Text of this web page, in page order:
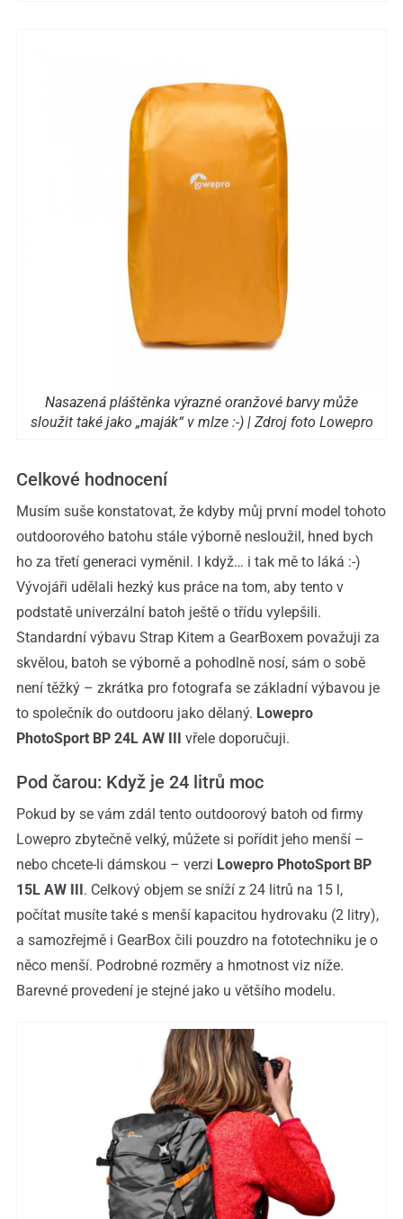
Nasazená pláštěnka výrazné oranžové barvy může
sloužit také jako „maják“ v mlze :-) | Zdroj foto Lowepro
Celkové hodnocení
Musím suše konstatovat, že kdyby můj první model tohoto
outdoorového batohu stále výborně nesloužil, hned bych
ho za třetí generaci vyměnil. I když… i tak mě to láká :-)
Vývojáři udělali hezký kus práce na tom, aby tento v
podstatě univerzální batoh ještě o třídu vylepšili.
Standardní výbavu Strap Kitem a GearBoxem považuji za
skvělou, batoh se výborně a pohodlně nosí, sám o sobě
není těžký – zkrátka pro fotografa se základní výbavou je
to společník do outdooru jako dělaný. Lowepro
PhotoSport BP 24L AW III
vřele doporučuji.
Pod čarou: Když je 24 litrů moc
Pokud by se vám zdál tento outdoorový batoh od firmy
Lowepro zbytečně velký, můžete si pořídit jeho menší –
nebo chcete-li dámskou – verzi Lowepro PhotoSport BP
15L AW III . Celkový objem se sníží z 24 litrů na 15 l,
počítat musíte také s menší kapacitou hydrovaku (2 litry),
a samozřejmě i GearBox čili pouzdro na fototechniku je o
něco menší. Podrobné rozměry a hmotnost viz níže.
Barevné provedení je stejné jako u většího modelu.